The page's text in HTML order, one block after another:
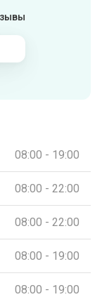
08:00 - 19:00
08:00 - 22:00
08:00 - 22:00
08:00 - 19:00
08:00 - 19:00